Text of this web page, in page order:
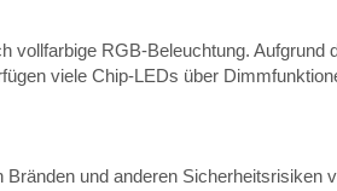
RGB-Beleuchtung.
viele Chip-LEDs über
und anderen Sicherheitsrisiken